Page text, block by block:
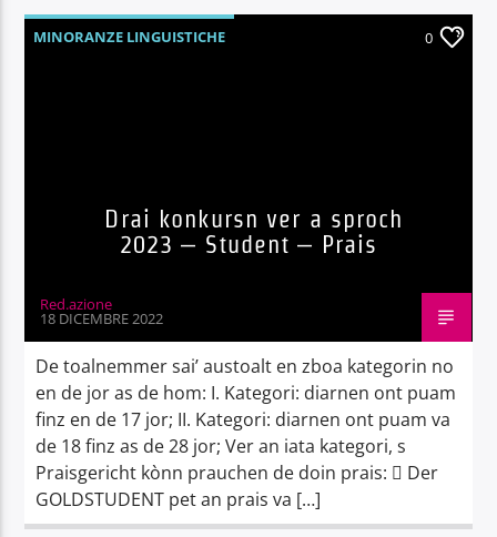
MINORANZE LINGUISTICHE 0
Drai konkursn ver a sproch
2023 – Student – Prais
Red.azione
18 DICEMBRE 2022
De toalnemmer sai’ austoalt en zboa kategorin no
en de jor as de hom: I. Kategori: diarnen ont puam
finz en de 17 jor; II. Kategori: diarnen ont puam va
de 18 finz as de 28 jor; Ver an iata kategori, s
Praisgericht kònn prauchen de doin prais:  Der
GOLDSTUDENT pet an prais va […]